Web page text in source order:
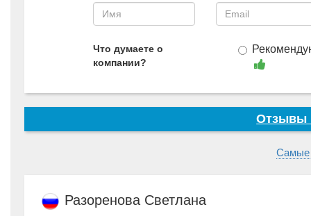
Что думаете о
компании?
Отзывы
Самые
Разоренова Светлана